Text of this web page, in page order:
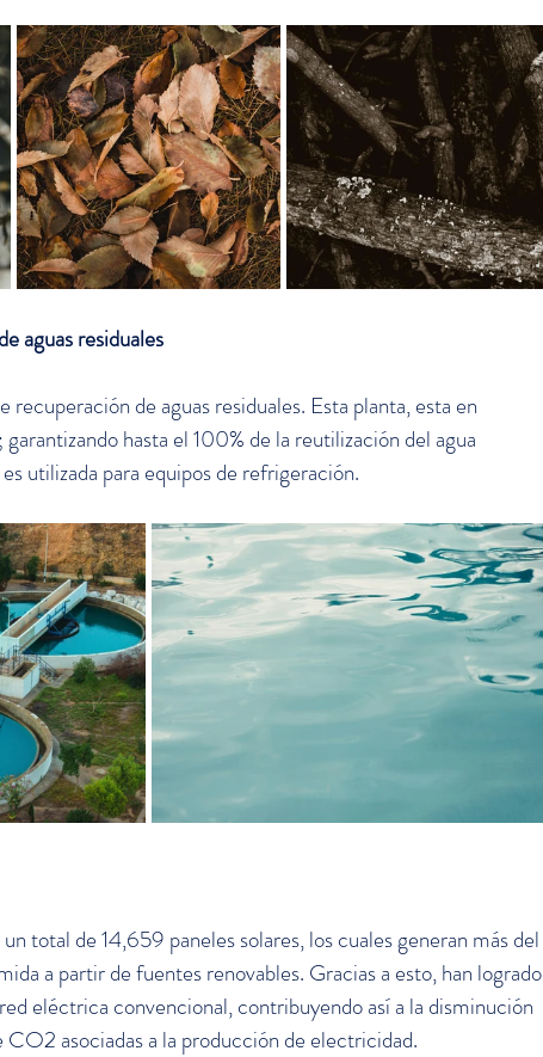
aguas residuales
recuperación de aguas residuales. Esta planta, esta en
hasta el 100% de la reutilización del agua
utilizada para equipos de refrigeración.
total de 14,659 paneles solares, los cuales generan más del
a partir de fuentes renovables. Gracias a esto, han logrado
eléctrica convencional, contribuyendo así a la disminución
CO2 asociadas a la producción de electricidad.